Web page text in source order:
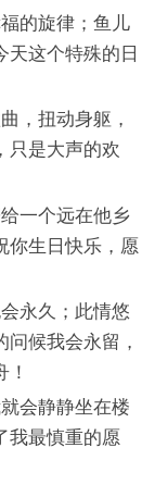
的旋律；鱼儿
天这个特殊的日
，扭动身躯，
只是大声的欢
一个远在他乡
你生日快乐，愿
永久；此情悠
候我会永留，
会静静坐在楼
我最慎重的愿